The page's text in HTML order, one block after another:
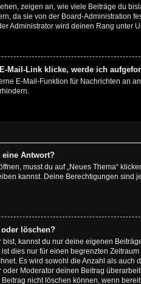
zeigen an, wie viele Beiträge du
da sie von der Board-Administration
Administrator wird deinen Rang unter
Mail-Link klicke, werde ich
E-Mail-Funktion für Nachrichten an
eine Antwort?
musst du auf „Neues Thema“
kannst. Deine Berechtigungen sind
löschen?
kannst du nur deine eigenen
dies nur für einen begrenzten
Es wird sowohl die Anzahl als
Moderator deinen Beitrag
nicht löschen können, wenn